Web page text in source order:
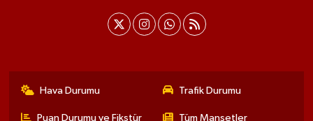
Hava Durumu Trafik Durumu
Puan Durumu ve Fikstür Tüm Manşetler